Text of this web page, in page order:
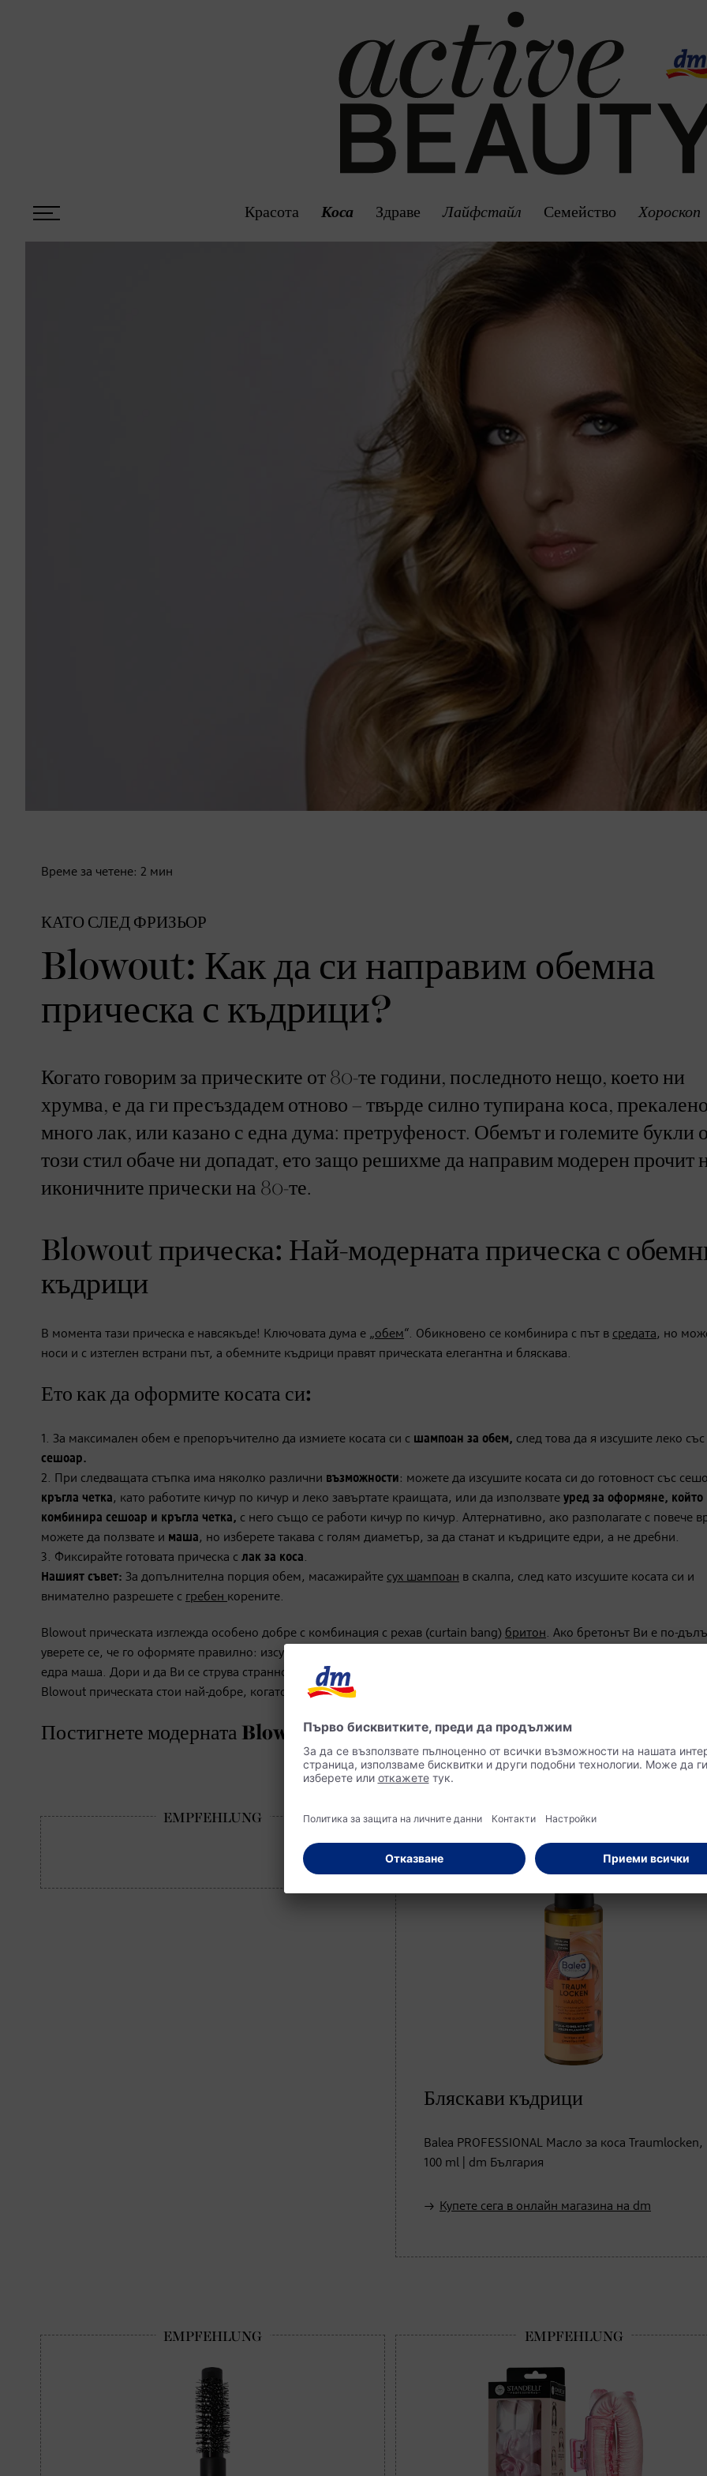
Красота Коса Здраве Лайфстайл Семейство Хороскоп
Време за четене: 2 мин
КАТО СЛЕД ФРИЗЬОР
Blowout: Как да си направим обемна
прическа с къдрици?
Когато говорим за прическите от 80-те години, последното нещо, което ни
хрумва, е да ги пресъздадем отново – твърде силно тупирана коса, прекалено
много лак, или казано с една дума: претруфеност. Обемът и големите букли
този стил обаче ни допадат, ето защо решихме да направим модерен прочит
иконичните прически на 80-те.
Blowout прическа: Най-модерната прическа с
къдрици
В момента тази прическа е навсякъде! Ключовата дума е „обем“. Обикновено се комбинира с път в средата, но
носи и с изтеглен встрани път, а обемните къдрици правят прическата елегантна и бляскава.
Ето как да оформите косата си:
1. За максимален обем е препоръчително да измиете косата си с шампоан за обем, след това да я изсушите леко със
сешоар.
2. При следващата стъпка има няколко различни възможности: можете да изсушите косата си до готовност със
кръгла четка, като работите кичур по кичур и леко завъртате краищата, или да използвате уред за оформяне, който
комбинира сешоар и кръгла четка, с него също се работи кичур по кичур. Алтернативно, ако разполагате с повече
можете да ползвате и маша, но изберете такава с голям диаметър, за да станат и къдриците едри, а не дребни.
3. Фиксирайте готовата прическа с лак за коса.
Нашият съвет: За допълнителна порция обем, масажирайте сух шампоан в скалпа, след като изсушите косата си и
внимателно разрешете с гребен корените.
Blowout прическата изглежда особено добре с комбинация с рехав (curtain bang) бритон. Ако бретонът Ви е по-
уверете се, че го оформяте правилно: изсушете го
едра маша. Дори и да Ви се струва странно, така бретонът ще пада красиво, очертавайки лицето Ви.
Blowout прическата стои най-добре, когато косата е подстригана на етажи – така обемът се задържа най-много
Постигнете модерната Blowout прическа от 80-те с тези продукти от dm:
Бляскави къдрици
Balea PROFESSIONAL Масло за коса Traumlocken,
100 ml | dm България
Купете сега в онлайн магазина на dm